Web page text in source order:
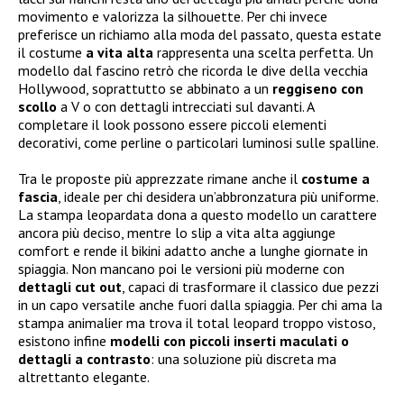
movimento e valorizza la silhouette. Per chi invece
preferisce un richiamo alla moda del passato, questa estate
il costume a vita alta rappresenta una scelta perfetta. Un
modello dal fascino retrò che ricorda le dive della vecchia
Hollywood, soprattutto se abbinato a un reggiseno con
scollo a V o con dettagli intrecciati sul davanti. A
completare il look possono essere piccoli elementi
decorativi, come perline o particolari luminosi sulle spalline.
Tra le proposte più apprezzate rimane anche il costume a
fascia , ideale per chi desidera un’abbronzatura più uniforme.
La stampa leopardata dona a questo modello un carattere
ancora più deciso, mentre lo slip a vita alta aggiunge
comfort e rende il bikini adatto anche a lunghe giornate in
spiaggia. Non mancano poi le versioni più moderne con
dettagli cut out , capaci di trasformare il classico due pezzi
in un capo versatile anche fuori dalla spiaggia. Per chi ama la
stampa animalier ma trova il total leopard troppo vistoso,
esistono infine modelli con piccoli inserti maculati o
dettagli a contrasto: una soluzione più discreta ma
altrettanto elegante.